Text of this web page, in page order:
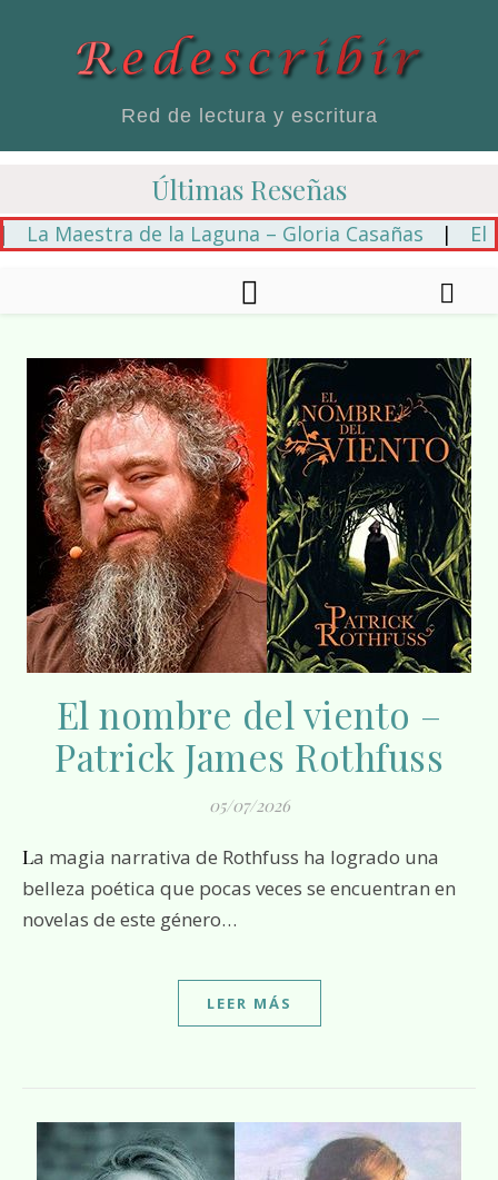
Red de lectura y escritura
Últimas Reseñas
de la Laguna – Gloria Casañas | El hilo
El nombre del viento –
Patrick James Rothfuss
05/07/2026
La magia narrativa de Rothfuss ha logrado una
belleza poética que pocas veces se encuentran en
novelas de este género…
LEER MÁS